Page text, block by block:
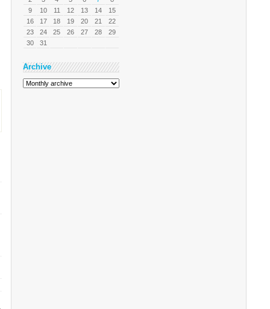
9
10 11 12 13 14
15
16
17 18 19 20 21
22
23
24 25 26 27 28
29
30
31
Archive